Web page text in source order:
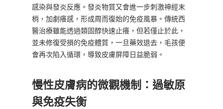
感染與發炎反應。發炎物質又會進一步刺激神經末
梢，加劇癢感，形成周而復始的免疫風暴。傳統西
醫治療雖能透過類固醇快速止癢，但若僅止於此，
並未修復受損的免疫體質，一旦藥效退去，毛孩便
會再次陷入循環，導致皮膚屏障日益脆弱。
慢性皮膚病的微觀機制：過敏原
與免疫失衡